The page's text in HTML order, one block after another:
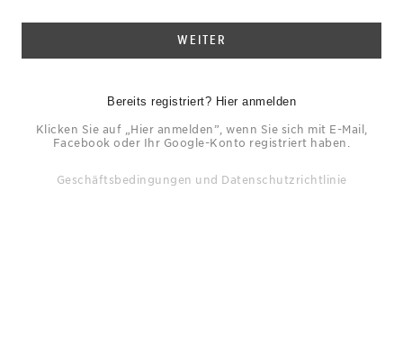
WEITER
Bereits registriert? Hier anmelden
Klicken Sie auf „Hier anmelden”, wenn Sie sich mit E-Mail,
Facebook oder Ihr Google-Konto registriert haben.
Geschäftsbedingungen und Datenschutzrichtlinie